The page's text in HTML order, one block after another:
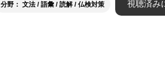
分野： 文法 / 語彙 / 読解 / 仏検対策 視聴済み